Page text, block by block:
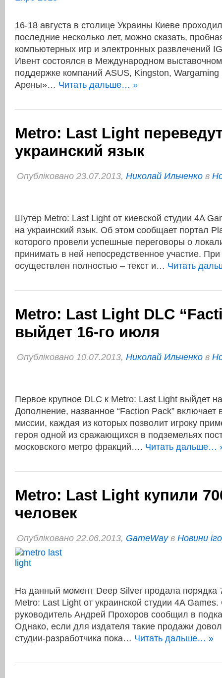
16-18 августа в столице Украины Киеве
последние несколько лет, можно сказать,
компьютерных игр и электронных развлечений
Ивент состоялся в Международном
поддержке компаний ASUS, Kingston, Wargaming
Арены»… Читать дальше… »
Metro: Last Light
украинский язык
Опубліковано 23.07.2013, Николай Ильченко в
Шутер Metro: Last Light от киевской студии 4A
на украинский язык. Об этом сообщает портал
которого провели успешные переговоры о
принимать в ней непосредственное участие.
осуществлен полностью – текст и… Читать
Metro: Last Light DLC
выйдет 16-го июля
Опубліковано 10.07.2013, Николай Ильченко в
Первое крупное DLC к Metro: Last Light выйдет
Дополнение, названное “Faction Pack” включает
миссии, каждая из которых позволит игроку
героя одной из сражающихся в подземельях
московского метро фракций…. Читать дальше…
Metro: Last Light купили
человек
Опубліковано 22.06.2013, GameWayв Новини
На данный момент Deep Silver продала порядка
Metro: Last Light от украинской студии 4A
руководитель Андрей Прохоров сообщил в
Однако, если для издателя такие продажи
студии-разработчика пока… Читать дальше… »